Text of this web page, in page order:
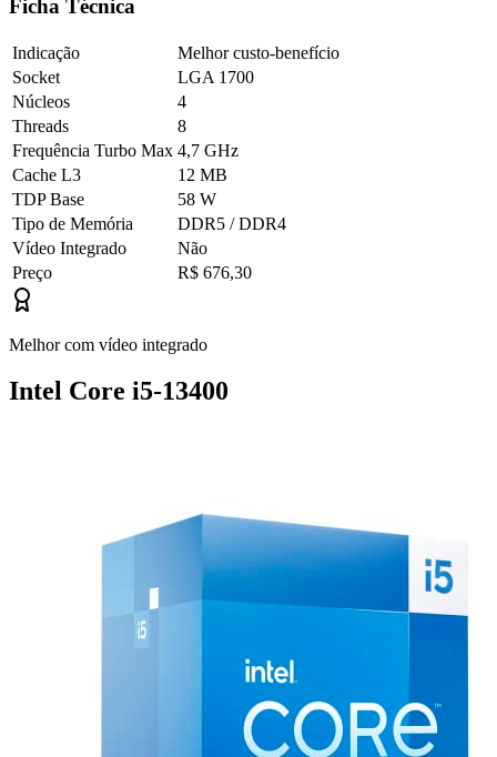
Ficha Técnica
Indicação
Melhor custo-benefício
Socket
LGA 1700
Núcleos
4
Threads
8
Frequência Turbo Max 4,7 GHz
Cache L3
12 MB
TDP Base
58 W
Tipo de Memória
DDR5 / DDR4
Vídeo Integrado
Não
Preço
R$ 676,30
Melhor com vídeo integrado
Intel Core i5-13400